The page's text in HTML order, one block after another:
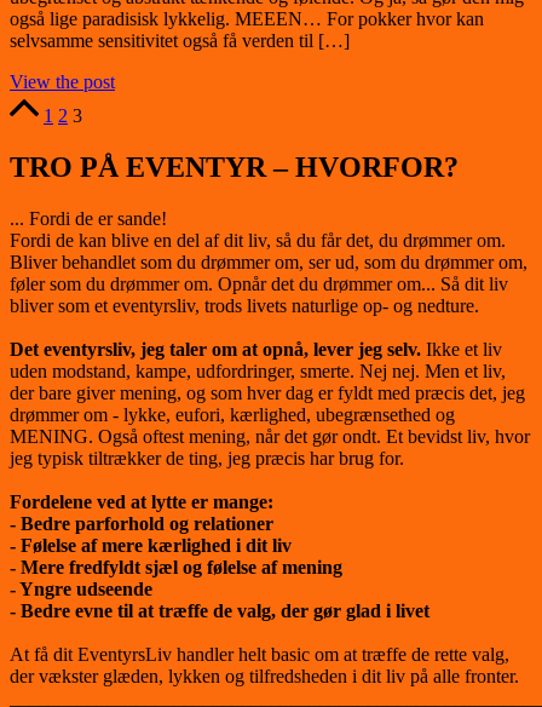
også lige paradisisk lykkelig. MEEEN… For pokker hvor kan
selvsamme sensitivitet også få verden til […]
View the post
Posts
1 2 3
TRO PÅ EVENTYR – HVORFOR?
... Fordi de er sande!
Fordi de kan blive en del af dit liv, så du får det, du drømmer om.
Bliver behandlet som du drømmer om, ser ud, som du drømmer om,
føler som du drømmer om. Opnår det du drømmer om... Så dit liv
bliver som et eventyrsliv, trods livets naturlige op- og nedture.
Det eventyrsliv, jeg taler om at opnå, lever jeg selv. Ikke et liv
uden modstand, kampe, udfordringer, smerte. Nej nej. Men et liv,
der bare giver mening, og som hver dag er fyldt med præcis det, jeg
drømmer om - lykke, eufori, kærlighed, ubegrænsethed og
MENING. Også oftest mening, når det gør ondt. Et bevidst liv, hvor
jeg typisk tiltrækker de ting, jeg præcis har brug for.
Fordelene ved at lytte er mange:
- Bedre parforhold og relationer
- Følelse af mere kærlighed i dit liv
- Mere fredfyldt sjæl og følelse af mening
- Yngre udseende
- Bedre evne til at træffe de valg, der gør glad i livet
At få dit EventyrsLiv handler helt basic om at træffe de rette valg,
der vækster glæden, lykken og tilfredsheden i dit liv på alle fronter.